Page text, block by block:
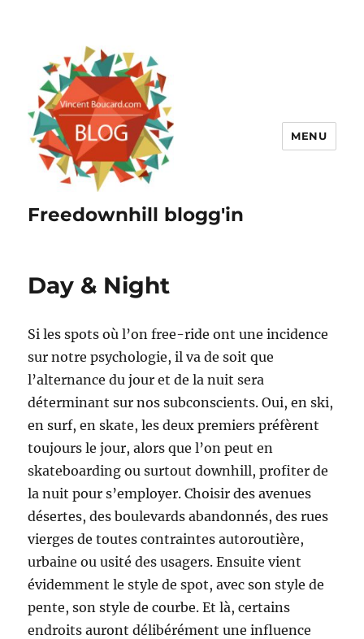
Freedownhill blogg'in
MENU
Day & Night
Si les spots où l’on free-ride ont une incidence
sur notre psychologie, il va de soit que
l’alternance du jour et de la nuit sera
déterminant sur nos subconscients. Oui, en ski,
en surf, en skate, les deux premiers préfèrent
toujours le jour, alors que l’on peut en
skateboarding ou surtout downhill, profiter de
la nuit pour s’employer. Choisir des avenues
désertes, des boulevards abandonnés, des rues
vierges de toutes contraintes autoroutière,
urbaine ou usité des usagers. Ensuite vient
évidemment le style de spot, avec son style de
pente, son style de courbe. Et là, certains
endroits auront délibérément une influence